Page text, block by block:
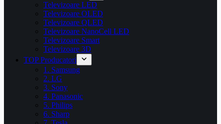
Televizoare LED
Televizoare OLED
Televizoare QLED
Televizoare NanoCell LED
Televizoare Smart
Televizoare 3D
TOP Producatori
1. Samsung
2. LG
3. Sony
4. Panasonic
5. Philips
6. Sharp